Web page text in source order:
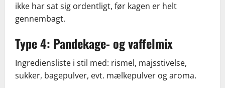
ikke har sat sig ordentligt, før kagen er helt
gennembagt.
Type 4: Pandekage- og vaffelmix
Ingrediensliste i stil med: rismel, majsstivelse,
sukker, bagepulver, evt. mælkepulver og aroma.